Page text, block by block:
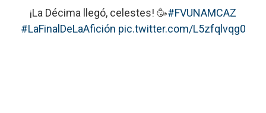
¡La Décima llegó, celestes! 🥳#FVUNAMCAZ
#LaFinalDeLaAfición pic.twitter.com/L5zfqlvqg0